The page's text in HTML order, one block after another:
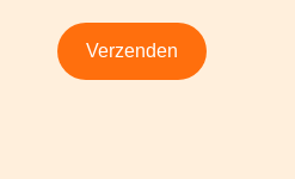
Verzenden